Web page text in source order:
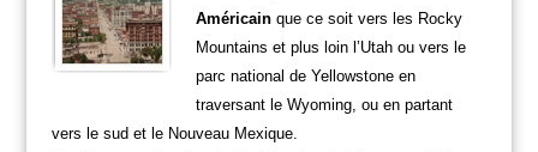
Américainque ce soit vers les Rocky
Mountains et plus loin l’Utah ou vers le
parc national de Yellowstone en
traversant le Wyoming, ou en partant
vers le sud et le Nouveau Mexique.